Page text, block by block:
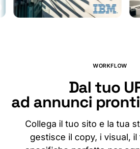
WORKFLOW
Dal tuo
ad annunci
Collega il tuo sito e la tua
gestisce il copy, i visual,